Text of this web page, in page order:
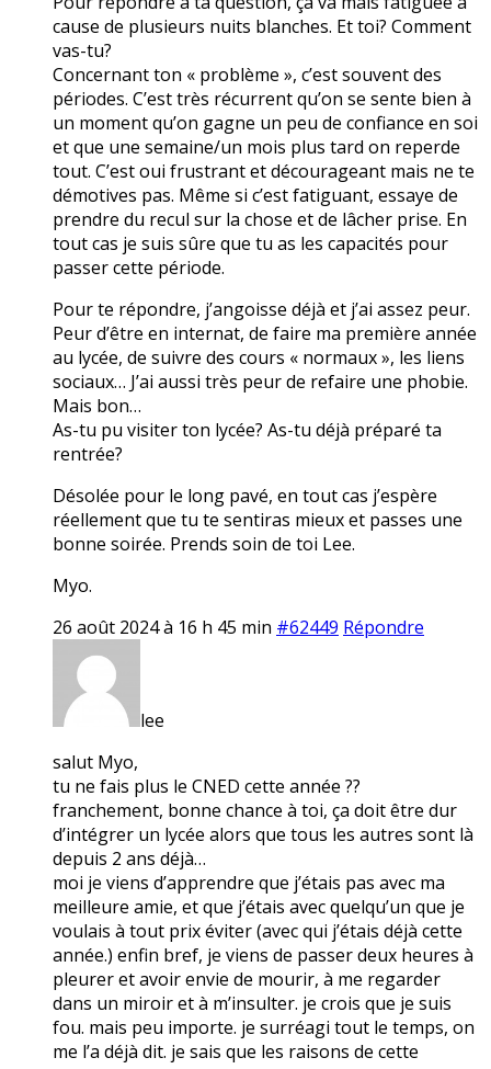
cause de plusieurs nuits blanches. Et toi? Comment
vas-tu?
Concernant ton « problème », c’est souvent des
périodes. C’est très récurrent qu’on se sente bien à
un moment qu’on gagne un peu de confiance en soi
et que une semaine/un mois plus tard on reperde
tout. C’est oui frustrant et décourageant mais ne te
démotives pas. Même si c’est fatiguant, essaye de
prendre du recul sur la chose et de lâcher prise. En
tout cas je suis sûre que tu as les capacités pour
passer cette période.
Pour te répondre, j’angoisse déjà et j’ai assez peur.
Peur d’être en internat, de faire ma première année
au lycée, de suivre des cours « normaux », les liens
sociaux… J’ai aussi très peur de refaire une phobie.
Mais bon…
As-tu pu visiter ton lycée? As-tu déjà préparé ta
rentrée?
Désolée pour le long pavé, en tout cas j’espère
réellement que tu te sentiras mieux et passes une
bonne soirée. Prends soin de toi Lee.
Myo.
26 août 2024 à 16 h 45 min #62449 Répondre
lee
salut Myo,
tu ne fais plus le CNED cette année ??
franchement, bonne chance à toi, ça doit être dur
d’intégrer un lycée alors que tous les autres sont là
depuis 2 ans déjà…
moi je viens d’apprendre que j’étais pas avec ma
meilleure amie, et que j’étais avec quelqu’un que je
voulais à tout prix éviter (avec qui j’étais déjà cette
année.) enfin bref, je viens de passer deux heures à
pleurer et avoir envie de mourir, à me regarder
dans un miroir et à m’insulter. je crois que je suis
fou. mais peu importe. je surréagi tout le temps, on
me l’a déjà dit. je sais que les raisons de cette